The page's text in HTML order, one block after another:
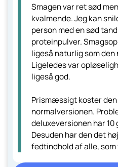
Smagen var ret sød
kvalmende. Jeg kan
person med en sød
proteinpulver.
ligeså naturlig som den
Ligeledes var
ligeså god.
Prismæssigt koster
normalversionen.
deluxeversionen har 10
Desuden har den det
fedtindhold af alle,